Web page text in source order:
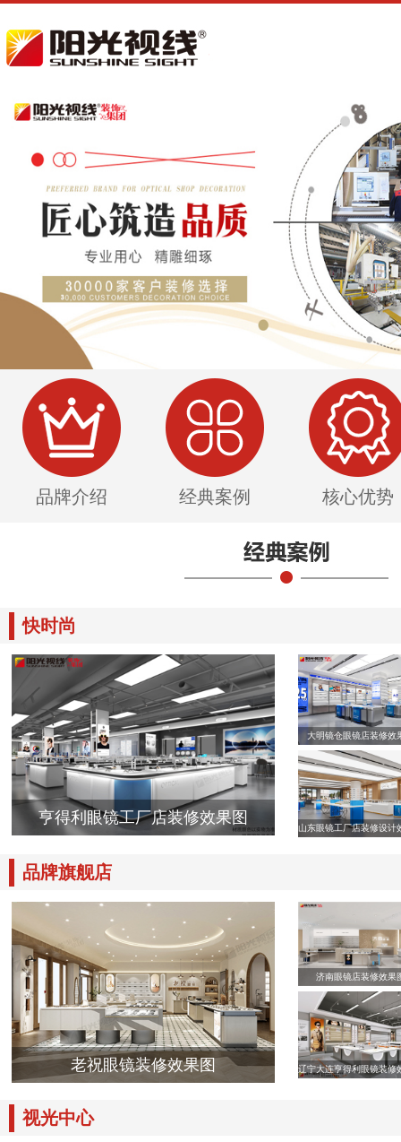
品牌介绍 经典案例 核心优势
快时尚
亨得利眼镜工厂店装修效果图
大明镜仓眼镜店装修效
山东眼镜工厂店装修设计
品牌旗舰店
老祝眼镜装修效果图
济南眼镜店装修效果
辽宁大连亨得利眼镜装修
视光中心